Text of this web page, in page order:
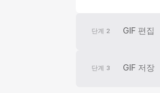
단계 2 GIF 편집
단계 3 GIF 저장